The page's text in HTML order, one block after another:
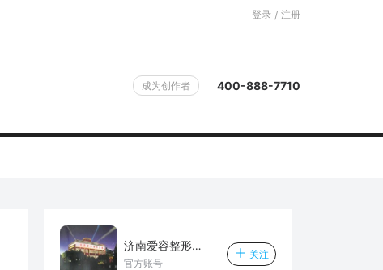
登录 / 注册
成为创作者 400-888-7710
济南爱容整形美容医院
官方账号
关注